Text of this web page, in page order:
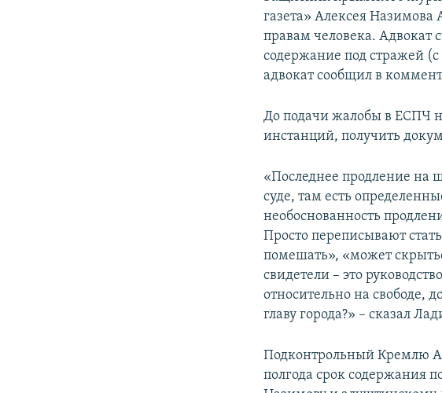
газета» Алексея Назимова
правам человека. Адвокат
содержание под стражей (с
адвокат сообщил в
До подачи жалобы в ЕСПЧ
инстанций, получить
«Последнее продление на
суде, там есть
необоснованность
Просто переписывают
помешать», «может
свидетели – это
относительно на свободе,
главу города?» – сказал
Подконтрольный Кремлю
полгода срок содержания